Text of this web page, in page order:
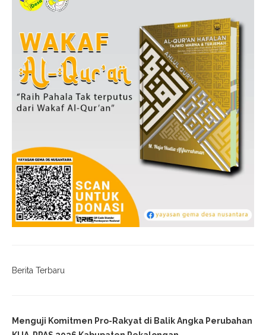
Berita Terbaru
Menguji Komitmen Pro-Rakyat di Balik Angka Perubahan